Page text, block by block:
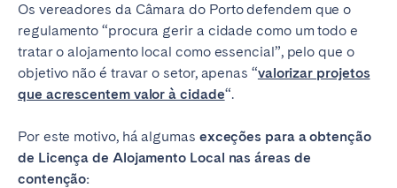
Os vereadores da Câmara do Porto defendem que o
regulamento “procura gerir a cidade como um todo e
tratar o alojamento local como essencial”, pelo que o
objetivo não é travar o setor, apenas “valorizar projetos
que acrescentem valor à cidade“.
Por este motivo, há algumas exceções para a obtenção
de Licença de Alojamento Local nas áreas de
contenção: